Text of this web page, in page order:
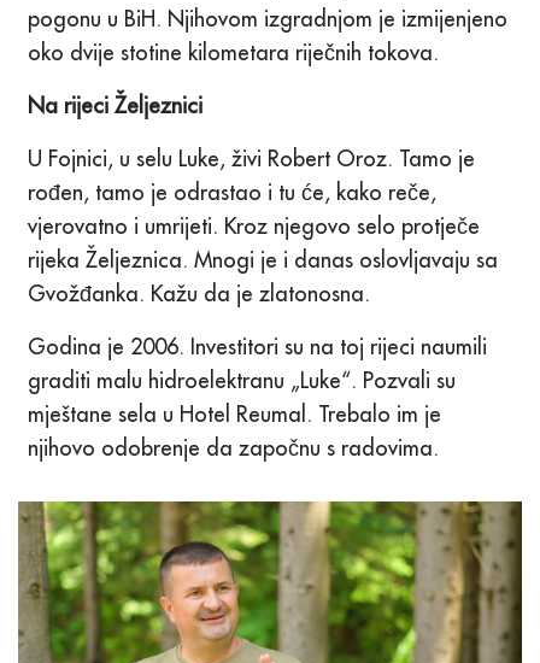
pogonu u BiH. Njihovom izgradnjom je izmijenjeno
oko dvije stotine kilometara riječnih tokova.
Na rijeci Željeznici
U Fojnici, u selu Luke, živi Robert Oroz. Tamo je
rođen, tamo je odrastao i tu će, kako reče,
vjerovatno i umrijeti. Kroz njegovo selo protječe
rijeka Željeznica. Mnogi je i danas oslovljavaju sa
Gvožđanka. Kažu da je zlatonosna.
Godina je 2006. Investitori su na toj rijeci naumili
graditi malu hidroelektranu „Luke“. Pozvali su
mještane sela u Hotel Reumal. Trebalo im je
njihovo odobrenje da započnu s radovima.